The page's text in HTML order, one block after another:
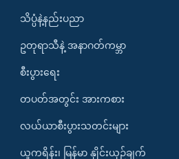
သိပ္ပံနဲ့နည်းပညာ
ဥတုရာသီနဲ့ အနာဂတ်ကမ္ဘာ
စီးပွားရေး
တပတ်အတွင်း အားကစား
လယ်ယာစီးပွားသတင်းများ
ယူကရိန်း၊ မြန်မာ နှိုင်းယှဉ်ချက်